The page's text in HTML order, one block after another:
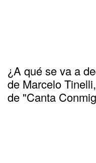
¿A qué se va a
de Marcelo
de "Canta